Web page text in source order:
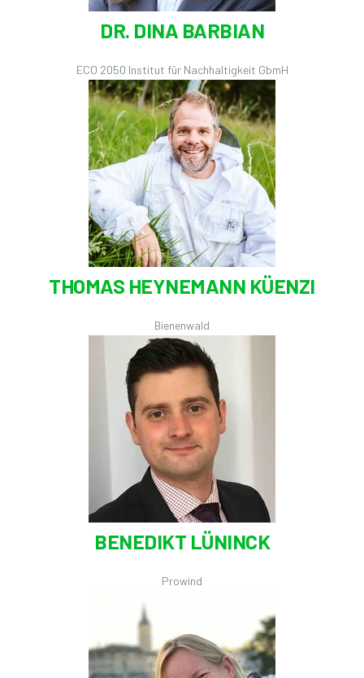
DR. DINA BARBIAN
ECO 2050 Institut für Nachhaltigkeit GbmH
THOMAS HEYNEMANN KÜENZI
Bienenwald
BENEDIKT LÜNINCK
Prowind